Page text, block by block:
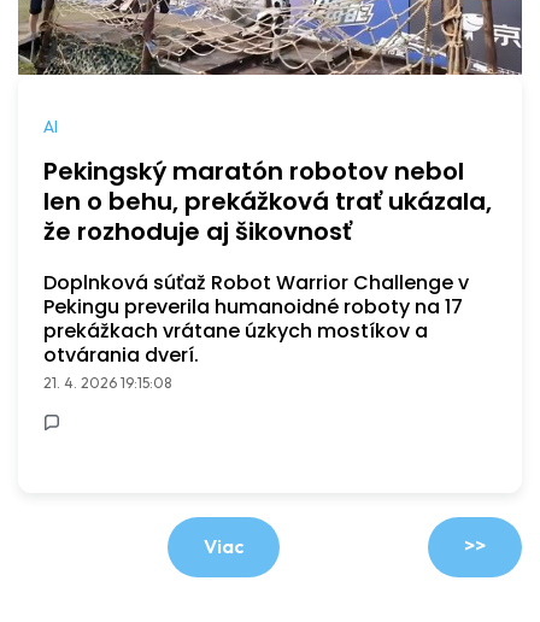
AI
Pekingský maratón robotov nebol
len o behu, prekážková trať ukázala,
že rozhoduje aj šikovnosť
Doplnková súťaž Robot Warrior Challenge v
Pekingu preverila humanoidné roboty na 17
prekážkach vrátane úzkych mostíkov a
otvárania dverí.
21. 4. 2026 19:15:08
>>